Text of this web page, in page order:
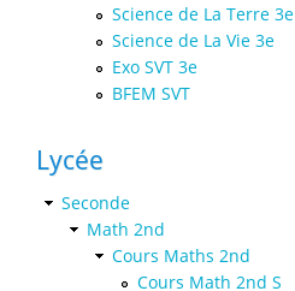
Science de La Terre 3e
Science de La Vie 3e
Exo SVT 3e
BFEM SVT
Lycée
Seconde
Math 2nd
Cours Maths 2nd
Cours Math 2nd S